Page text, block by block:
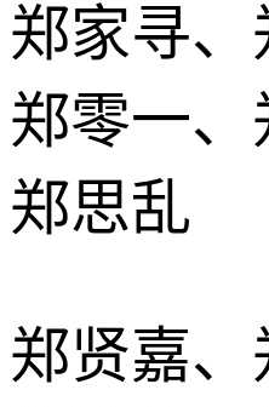
郑家寻、
郑零一、
郑思乱
郑贤嘉、